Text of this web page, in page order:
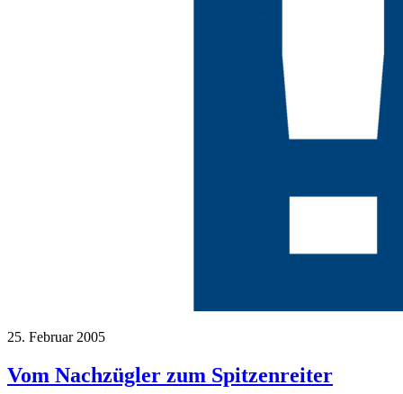
25. Februar 2005
Vom Nachzügler zum Spitzenreiter